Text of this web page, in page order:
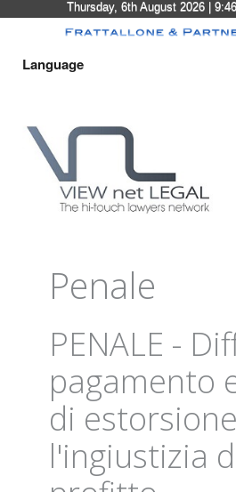
Thursday, 6th August 2026 |
Language
Penale
PENALE -
pagamento
di
l'ingiustizia